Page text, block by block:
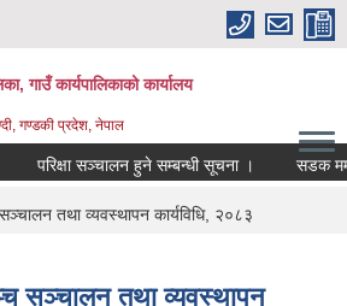
गाउँ कार्यपालिकाको कार्यालय
गण्डकी प्रदेश, नेपाल
परिक्षा सञ्चालन हुने सम्बन्धी सूचना । सडक
तथा व्यवस्थापन कार्यविधि, २०८३
सञ्चालन तथा व्यवस्थापन